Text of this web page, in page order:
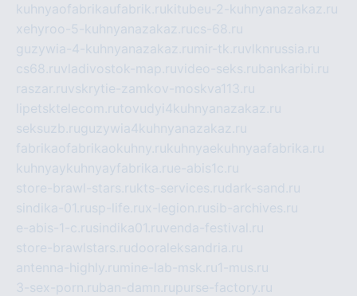
kuhnyaofabrikaufabrik.rukitubeu-2-kuhnyanazakaz.ru
xehyroo-5-kuhnyanazakaz.rucs-68.ru
guzywia-4-kuhnyanazakaz.ru mir-tk.ruvlknrussia.ru
cs68.ruvladivostok-map.ruvideo-seks.rubankaribi.ru
raszar.ruvskrytie-zamkov-moskva113.ru
lipetsktelecom.rutovudyi4kuhnyanazakaz.ru
seksuzb.ruguzywia4kuhnyanazakaz.ru
fabrikaofabrikaokuhny.rukuhnyaekuhnyaafabrika.ru
kuhnyaykuhnyayfabrika.rue-abis1c.ru
store-brawl-stars.rukts-services.rudark-sand.ru
sindika-01.rusp-life.rux-legion.rusib-archives.ru
e-abis-1-c.rusindika01.ruvenda-festival.ru
store-brawlstars.rudooraleksandria.ru
antenna-highly.ru mine-lab-msk.ru1-mus.ru
3-sex-porn.ruban-damn.rupurse-factory.ru